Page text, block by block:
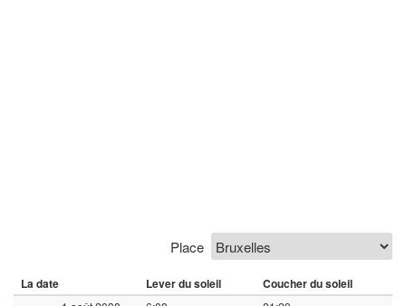
Place
La date Lever du soleil Coucher du soleil